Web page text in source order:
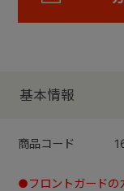
基本情報
商品コード
●フロントガードの